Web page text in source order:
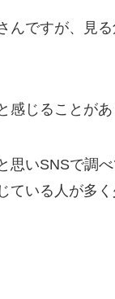
んですが、見
感じることがあ
思いSNSで調
ている人が多